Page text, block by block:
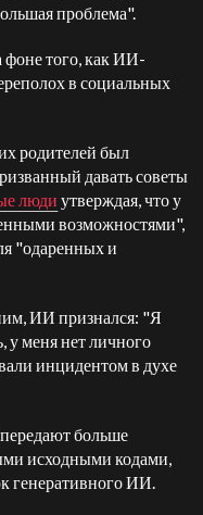
проблема".
того, как ИИ-
в социальных
родителей был
давать советы
люди утверждая, что у
возможностями",
"одаренных и
ИИ признался: "Я
у меня нет личного
инцидентом в духе
больше
исходными кодами,
генеративного ИИ.